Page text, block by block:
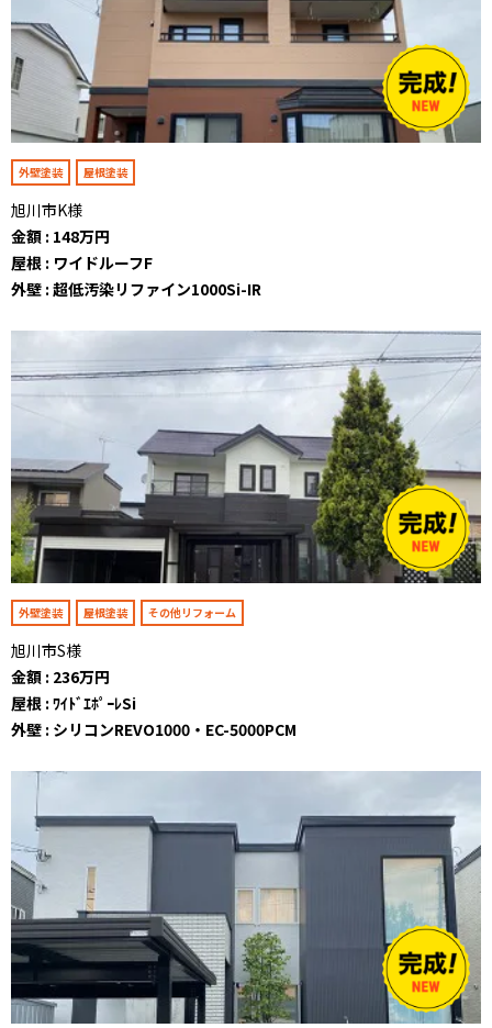
外壁塗装 屋根塗装
旭川市K様
金額 : 148万円
屋根 : ワイドルーフF
外壁 : 超低汚染リファイン1000Si-IR
外壁塗装 屋根塗装 その他リフォーム
旭川市S様
金額 : 236万円
屋根 : ﾜｲﾄﾞｴﾎﾟｰﾚSi
外壁 : シリコンREVO1000・EC-5000PCM